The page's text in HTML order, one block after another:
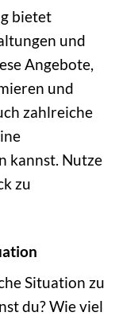
bietet
und
Angebote,
und
zahlreiche
kannst. Nutze
zu
Situation zu
du? Wie viel